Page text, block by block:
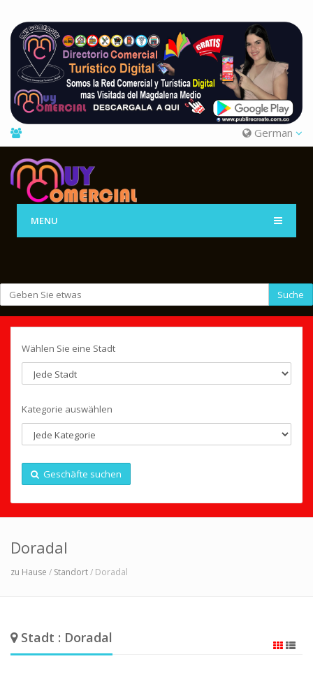
German
MENU
Suche
Wählen Sie eine Stadt
Kategorie auswählen
Geschäfte suchen
Doradal
zu Hause / Standort/ Doradal
Stadt : Doradal